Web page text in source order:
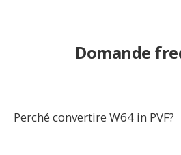
Domande
Perché convertire W64 in PVF?